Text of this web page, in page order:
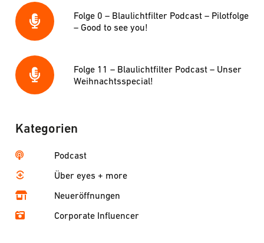
Folge 0 – Blaulichtfilter Podcast – Pilotfolge
– Good to see you!
Folge 11 – Blaulichtfilter Podcast – Unser
Weihnachtsspecial!
Kategorien
Podcast
Über eyes + more
Neueröffnungen
Corporate Influencer